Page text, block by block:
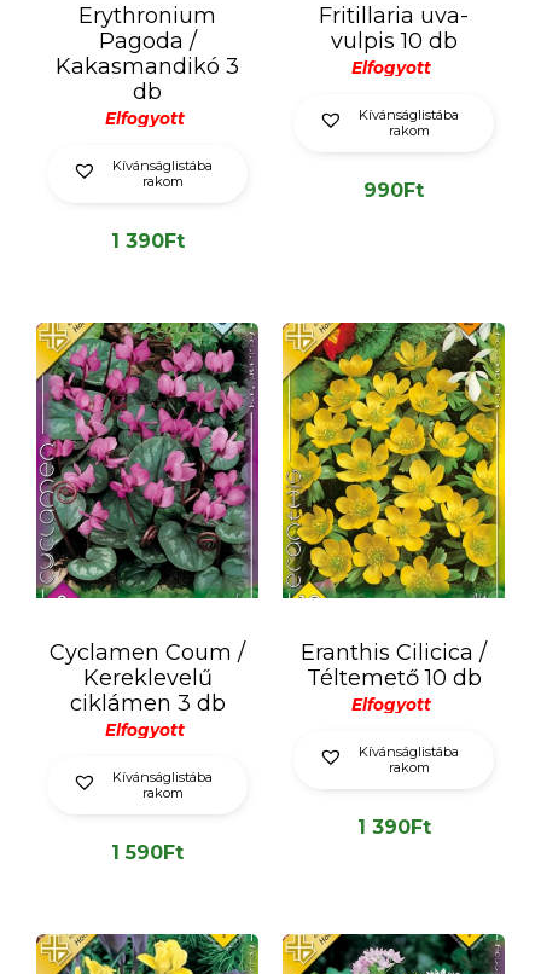
Erythronium
Pagoda /
Kakasmandikó 3
db
Elfogyott
Kívánságlistába
rakom
1 390Ft
Fritillaria uva-
vulpis 10 db
Elfogyott
Kívánságlistába
rakom
990Ft
Cyclamen Coum /
Kereklevelű
ciklámen 3 db
Elfogyott
Kívánságlistába
rakom
1 590Ft
Eranthis Cilicica /
Téltemető 10 db
Elfogyott
Kívánságlistába
rakom
1 390Ft